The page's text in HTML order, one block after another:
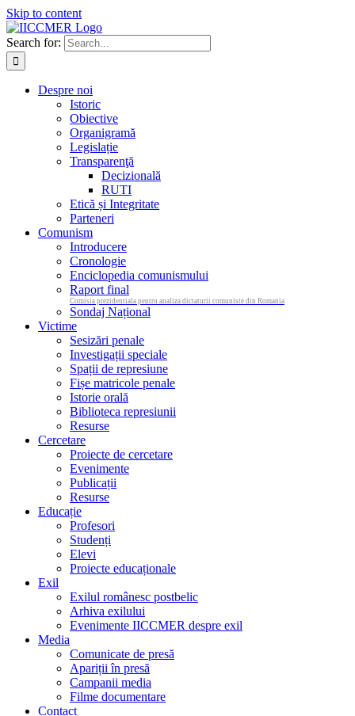
Skip to content
Search for:
Despre noi
Istoric
Obiective
Organigramă
Legislație
Transparenţă
Decizională
RUTI
Etică și Integritate
Parteneri
Comunism
Introducere
Cronologie
Enciclopedia comunismului
Raport final
Comisia prezidentiala pentru analiza dictaturii comuniste din Romania
Sondaj Național
Victime
Sesizări penale
Investigații speciale
Spații de represiune
Fișe matricole penale
Istorie orală
Biblioteca represiunii
Resurse
Cercetare
Proiecte de cercetare
Evenimente
Publicații
Resurse
Educație
Profesori
Studenți
Elevi
Proiecte educaționale
Exil
Exilul românesc postbelic
Arhiva exilului
Evenimente IICCMER despre exil
Media
Comunicate de presă
Apariții în presă
Campanii media
Filme documentare
Contact